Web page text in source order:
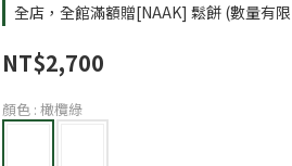
全店，全館滿額贈[NAAK] 鬆餅 (數量有
NT$2,700
顏色 : 橄欖綠